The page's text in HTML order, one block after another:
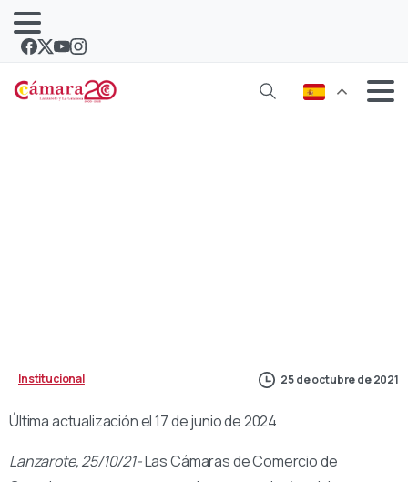
Institucional 25 de octubre de 2021
Última actualización el 17 de junio de 2024
Lanzarote, 25/10/21-Las Cámaras de Comercio de